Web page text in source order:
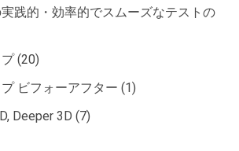
践的・効率的でスムーズなテストの
(20)
ビフォーアフター (1)
Deeper 3D (7)